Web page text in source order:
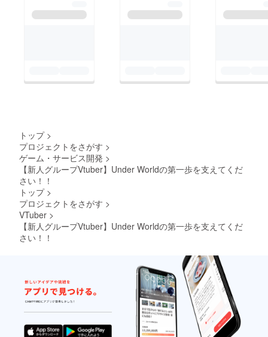
トップ >
プロジェクトをさがす >
ゲーム・サービス開発 >
【新人グループVtuber】Under Worldの第一歩を支えてくだ
さい！！
トップ >
プロジェクトをさがす >
VTuber >
【新人グループVtuber】Under Worldの第一歩を支えてくだ
さい！！